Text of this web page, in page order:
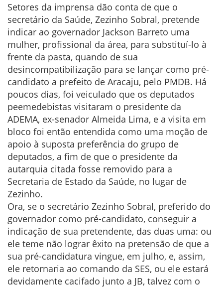
Setores da imprensa dão conta de que o
secretário da Saúde, Zezinho Sobral, pretende
indicar ao governador Jackson Barreto uma
mulher, profissional da área, para substituí-lo à
frente da pasta, quando de sua
desincompatibilização para se lançar como pré-
candidato a prefeito de Aracaju, pelo PMDB. Há
poucos dias, foi veiculado que os deputados
peemedebistas visitaram o presidente da
ADEMA, ex-senador Almeida Lima, e a visita em
bloco foi então entendida como uma moção de
apoio à suposta preferência do grupo de
deputados, a fim de que o presidente da
autarquia citada fosse removido para a
Secretaria de Estado da Saúde, no lugar de
Zezinho.
Ora, se o secretário Zezinho Sobral, preferido do
governador como pré-candidato, conseguir a
indicação de sua pretendente, das duas uma: ou
ele teme não lograr êxito na pretensão de que a
sua pré-candidatura vingue, em julho, e, assim,
ele retornaria ao comando da SES, ou ele estará
devidamente cacifado junto a JB, talvez com o